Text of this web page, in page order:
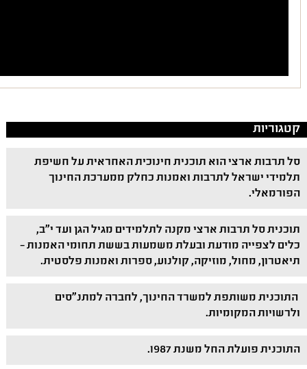
קטגוריות
סל תרבות ארצי הוא תוכנית חינוכית האחראית על חשיפת
תלמידי ישראל לתרבות ואמנות כחלק ממערכת החינוך
הפורמאלי.
תוכנית סל תרבות ארצי מקנה לתלמידים מגיל הגן ועד י"ב,
כלים לצפייה מודעת ובעלת משמעות בששת תחומי האמנות –
תיאטרון, מחול, מוזיקה, קולנוע, ספרות ואמנות פלסטית.
התוכנית משותפת למשרד החינוך, לחברה למתנ"סים
ולרשויות המקומיות.
התוכנית פועלת החל משנת 1987.